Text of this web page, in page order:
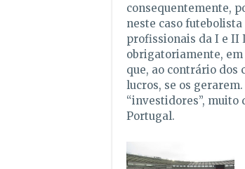
consequentemente,
neste caso
profissionais da I e II
obrigatoriamente, em
que, ao contrário dos
lucros, se os
“investidores”, muito
Portugal.